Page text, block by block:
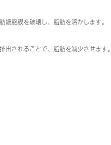
細胞膜を破壊し、脂肪を溶かします。
出されることで、脂肪を減少させます。